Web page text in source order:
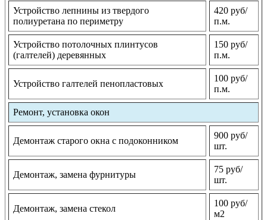
Устройство лепнины из твердого
полиуретана по периметру
420 руб/
п.м.
Устройство потолочных плинтусов
(галтелей) деревянных
150 руб/
п.м.
Устройство галтелей пенопластовых
100 руб/
п.м.
Ремонт, установка окон
Демонтаж старого окна с подоконником
900 руб/
шт.
Демонтаж, замена фурнитуры
75 руб/
шт.
Демонтаж, замена стекол
100 руб/
м2